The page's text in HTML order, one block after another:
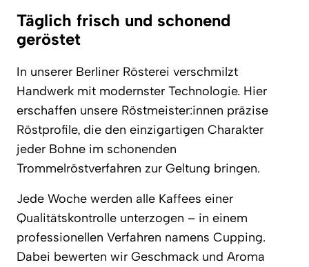
Täglich frisch und schonend
geröstet
In unserer Berliner Rösterei verschmilzt
Handwerk mit modernster Technologie. Hier
erschaffen unsere Röstmeister:innen präzise
Röstprofile, die den einzigartigen Charakter
jeder Bohne im schonenden
Trommelröstverfahren zur Geltung bringen.
Jede Woche werden alle Kaffees einer
Qualitätskontrolle unterzogen – in einem
professionellen Verfahren namens Cupping.
Dabei bewerten wir Geschmack und Aroma